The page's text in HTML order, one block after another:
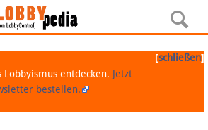
[schließen]
Lobbyismus entdecken. Jetzt
bestellen.